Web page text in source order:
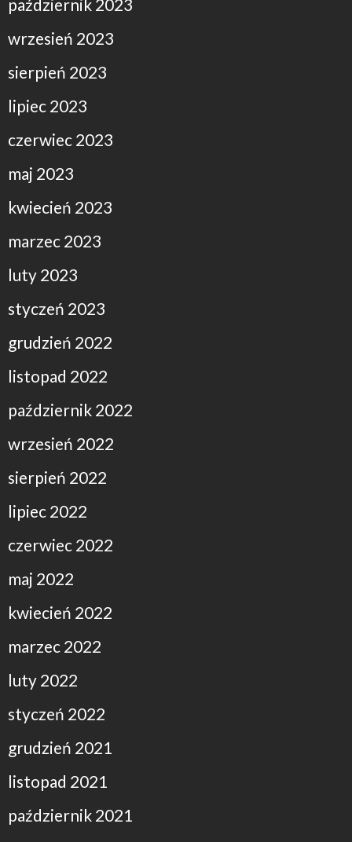
październik 2023
wrzesień 2023
sierpień 2023
lipiec 2023
czerwiec 2023
maj 2023
kwiecień 2023
marzec 2023
luty 2023
styczeń 2023
grudzień 2022
listopad 2022
październik 2022
wrzesień 2022
sierpień 2022
lipiec 2022
czerwiec 2022
maj 2022
kwiecień 2022
marzec 2022
luty 2022
styczeń 2022
grudzień 2021
listopad 2021
październik 2021